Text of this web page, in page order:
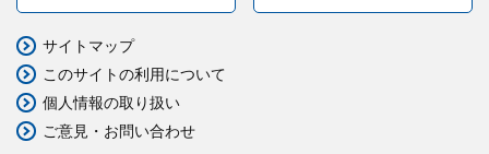
サイトマップ
このサイトの利用について
個人情報の取り扱い
ご意見・お問い合わせ